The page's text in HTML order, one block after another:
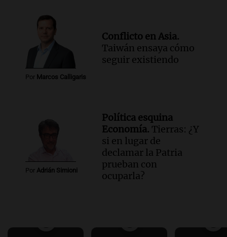
Por Marcos Calligaris
Conflicto en Asia.
Taiwán ensaya cómo
seguir existiendo
Por Adrián Simioni
Política esquina
Economía. Tierras: ¿Y
si en lugar de
declamar la Patria
prueban con
ocuparla?